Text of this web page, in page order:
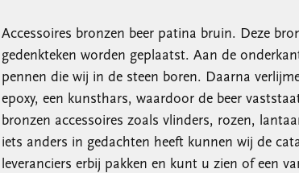
Accessoires bronzen beer patina bruin. Deze
gedenkteken worden geplaatst. Aan de
pennen die wij in de steen boren. Daarna
epoxy, een kunsthars, waardoor de beer
bronzen accessoires zoals vlinders, rozen,
iets anders in gedachten heeft kunnen wij de
leveranciers erbij pakken en kunt u zien of een